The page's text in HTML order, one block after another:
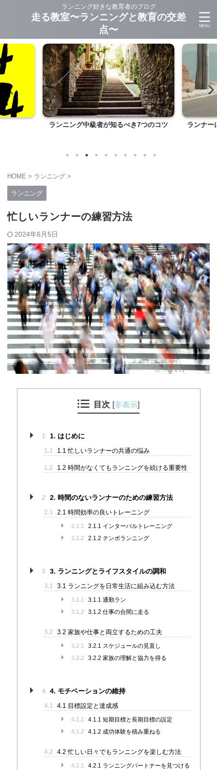
ランニング好きな教育者のブログ
走る教室〜ランニングと教育の交差
点〜
ランニング中級者が知るべき7つのコツ ランナー
HOME > ランニング >
ランニング
忙しいランナーの練習方法
2024年6月5日
目次 [非表示]
1 1. はじめに
1.1 1.1 忙しいランナーの共通の悩み
1.2 1.2 時間がなくてもランニングを続ける重要性
2 2. 時間のないランナーのための練習方法
2.1 2.1 時間効率の良いトレーニング
2.1.1
2.1.1 インターバルトレーニング
2.1.2
2.1.2 テンポランニング
3 3. ランニングとライフスタイルの調和
3.1 3.1 ランニングを日常生活に組み込む方法
3.1.1
3.1.1 通勤ラン
3.1.2
3.1.2 仕事の合間に走る
3.2 3.2 家族や仕事と両立するための工夫
3.2.1
3.2.1 スケジュールの見直し
3.2.2
3.2.2 家族の理解と協力を得る
4 4. モチベーションの維持
4.1 4.1 目標設定と達成感
4.1.1
4.1.1 短期目標と長期目標の設定
4.1.2
4.1.2 成功体験を積み重ねる
4.2 4.2 忙しい日々でもランニングを楽しむ方法
4.2.1
4.2.1 ランニングパートナーを見つける